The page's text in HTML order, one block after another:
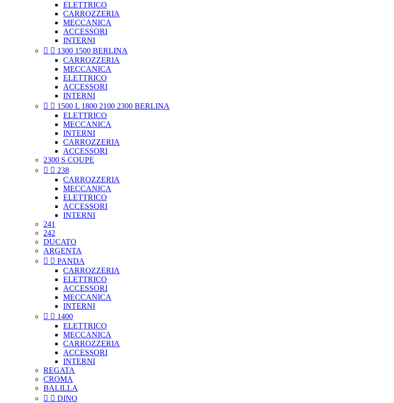
ELETTRICO
CARROZZERIA
MECCANICA
ACCESSORI
INTERNI
  1300 1500 BERLINA
CARROZZERIA
MECCANICA
ELETTRICO
ACCESSORI
INTERNI
  1500 L 1800 2100 2300 BERLINA
ELETTRICO
MECCANICA
INTERNI
CARROZZERIA
ACCESSORI
2300 S COUPE
  238
CARROZZERIA
MECCANICA
ELETTRICO
ACCESSORI
INTERNI
241
242
DUCATO
ARGENTA
  PANDA
CARROZZERIA
ELETTRICO
ACCESSORI
MECCANICA
INTERNI
  1400
ELETTRICO
MECCANICA
CARROZZERIA
ACCESSORI
INTERNI
REGATA
CROMA
BALILLA
  DINO